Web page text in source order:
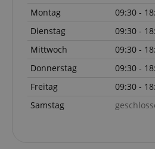
Montag
09:30 -
Dienstag
09:30 -
Mittwoch
09:30 -
Donnerstag
09:30 -
Freitag
09:30 -
Samstag